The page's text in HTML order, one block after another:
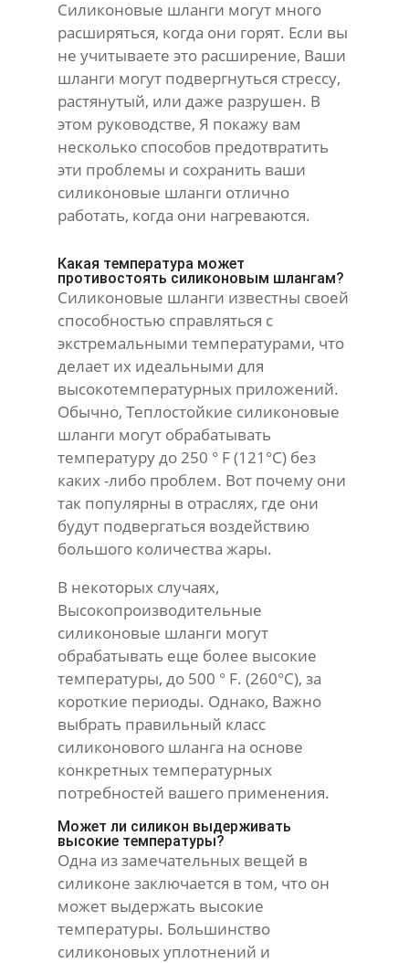
Силиконовые шланги могут много
расширяться, когда они горят. Если вы
не учитываете это расширение, Ваши
шланги могут подвергнуться стрессу,
растянутый, или даже разрушен. В
этом руководстве, Я покажу вам
несколько способов предотвратить
эти проблемы и сохранить ваши
силиконовые шланги отлично
работать, когда они нагреваются.
Какая температура может
противостоять силиконовым шлангам?
Силиконовые шланги известны своей
способностью справляться с
экстремальными температурами, что
делает их идеальными для
высокотемпературных приложений.
Обычно, Теплостойкие силиконовые
шланги могут обрабатывать
температуру до 250 ° F (121°С) без
каких -либо проблем. Вот почему они
так популярны в отраслях, где они
будут подвергаться воздействию
большого количества жары.
В некоторых случаях,
Высокопроизводительные
силиконовые шланги могут
обрабатывать еще более высокие
температуры, до 500 ° F. (260°С), за
короткие периоды. Однако, Важно
выбрать правильный класс
силиконового шланга на основе
конкретных температурных
потребностей вашего применения.
Может ли силикон выдерживать
высокие температуры?
Одна из замечательных вещей в
силиконе заключается в том, что он
может выдержать высокие
температуры. Большинство
силиконовых уплотнений и